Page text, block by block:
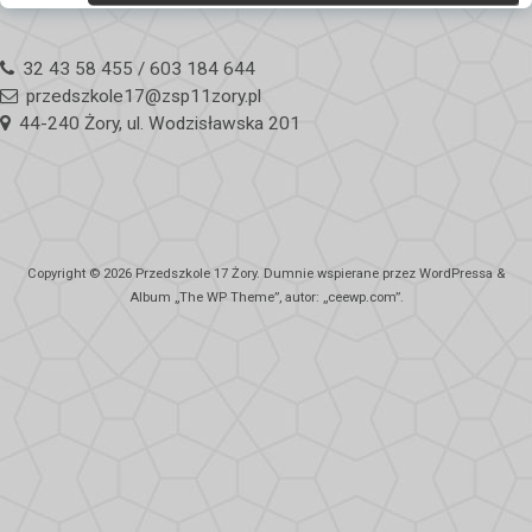
32 43 58 455 / 603 184 644
przedszkole17@zsp11zory.pl
44-240 Żory, ul. Wodzisławska 201
Copyright © 2026 Przedszkole 17 Żory. Dumnie wspierane przez WordPressa &
Album „The WPTheme”, autor: „ceewp.com”.